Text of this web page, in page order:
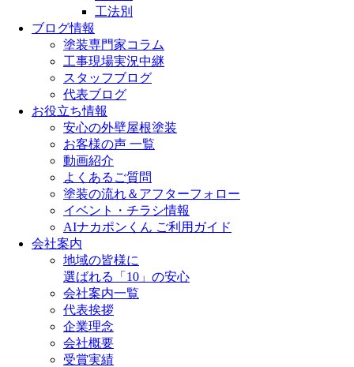
工法別
ブログ情報
塗装専門家コラム
工事現場実況中継
スタッフブログ
代表ブログ
お役立ち情報
安心の外壁屋根塗装
お客様の声 一覧
動画紹介
よくあるご質問
塗装の流れ＆アフターフォロー
イベント・チラシ情報
AIナカポンくん ご利用ガイド
会社案内
地域の皆様に
選ばれる「10」の安心
会社案内一覧
代表挨拶
企業理念
会社概要
受賞実績